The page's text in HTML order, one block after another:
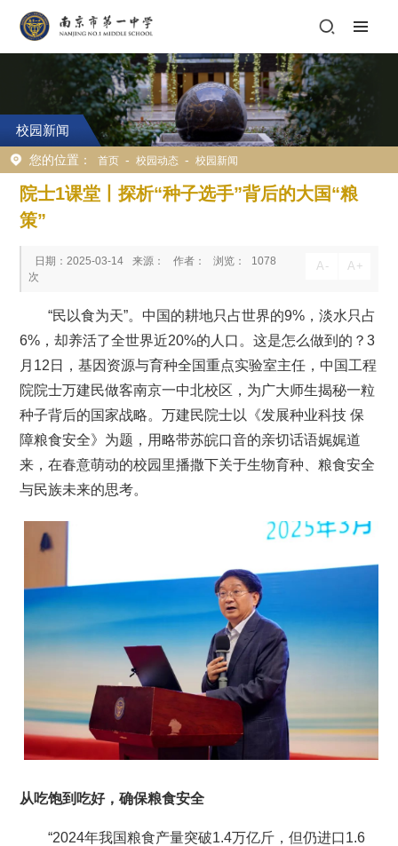
校园新闻
您的位置： 首页 - 校园动态 - 校园新闻
院士1课堂丨探析“种子选手”背后的大国“粮
策”
日期：2025-03-14 来源： 作者： 浏览：
1078
次
A - A +
“民以食为天”。 中国的耕地只占世界的9%，淡水只占
6%，却养活了全世界近20%的人口。这是怎么做到的？3
月12日，基因资源与育种全国重点实验室主任，中国工程
院院士万建民做客南京一中北校区，为广大师生揭秘一粒
种子背后的国家战略。万建民院士以《发展种业科技 保
障粮食安全》为题，用略带苏皖口音的亲切话语娓娓道
来，在春意萌动的校园里播撒下关于生物育种、粮食安全
与民族未来的思考。
从吃饱到吃好，确保粮食安全
“2024年我国粮食产量突破1.4万亿斤，但仍进口1.6